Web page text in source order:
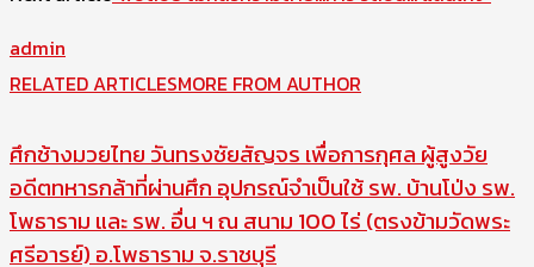
admin
RELATED ARTICLESMORE FROM AUTHOR
ศึกช้างมวยไทย วันทรงชัยสัญจร เพื่อการกุศล ผู้สูงวัย
อดีตทหารกล้าที่ผ่านศึก อุปกรณ์จำเป็นใช้ รพ. บ้านโป่ง รพ.
โพธาราม และ รพ. อื่น ฯ ณ สนาม 100 ไร่ (ตรงข้ามวัดพระ
ศรีอารย์) อ.โพธาราม จ.ราชบุรี